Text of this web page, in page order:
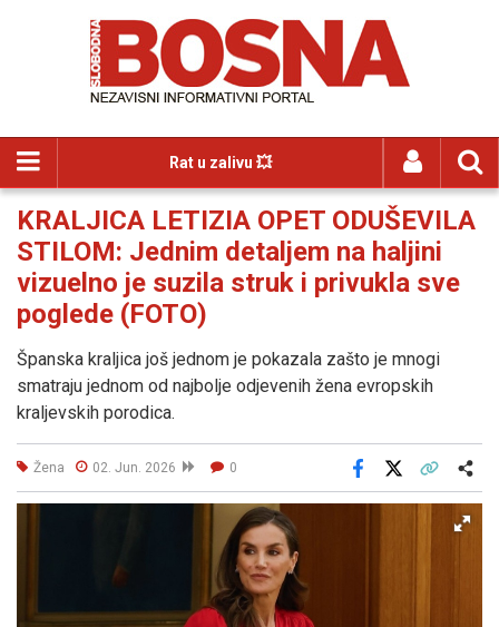
Rat u zalivu 💥
KRALJICA LETIZIA OPET ODUŠEVILA
STILOM: Jednim detaljem na haljini
vizuelno je suzila struk i privukla sve
poglede (FOTO)
Španska kraljica još jednom je pokazala zašto je mnogi
smatraju jednom od najbolje odjevenih žena evropskih
kraljevskih porodica.
Žena 02. Jun. 2026 0
Facebook